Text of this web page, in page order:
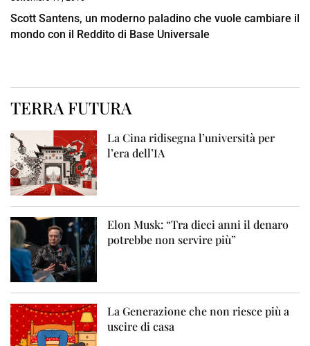
Scott Santens, un moderno paladino che vuole cambiare il
mondo con il Reddito di Base Universale
TERRA FUTURA
La Cina ridisegna l’università per
l’era dell’IA
Elon Musk: “Tra dieci anni il denaro
potrebbe non servire più”
La Generazione che non riesce più a
uscire di casa